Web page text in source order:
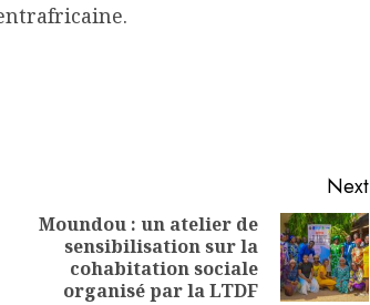
Previous
Next
Moundou : un atelier de
sensibilisation sur la
cohabitation sociale
organisé par la LTDF